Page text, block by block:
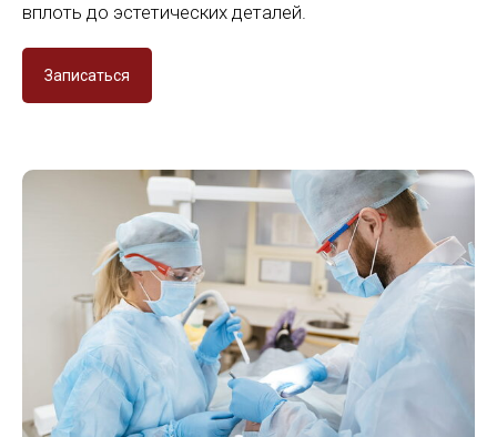
вплоть до эстетических деталей.
Записаться